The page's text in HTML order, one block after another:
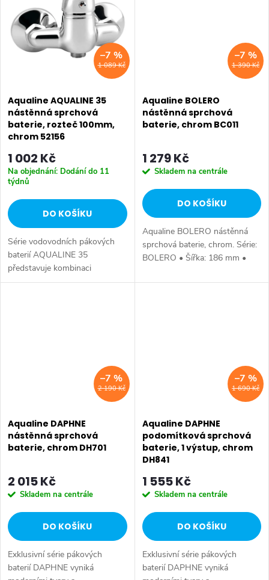
1 089 Kč
–7 %
Aqualine AQUALINE 35
nástěnná sprchová
baterie, rozteč 100mm,
chrom 52156
1 002 Kč
Na objednání: Dodání do 11
týdnů
DO KOŠÍKU
Série vodovodních pákových
baterií AQUALINE 35
představuje kombinaci
tradičního jednoduchého
1 390 Kč
–7 %
Aqualine BOLERO
nástěnná sprchová
baterie, chrom BC011
1 279 Kč
Skladem na centrále
DO KOŠÍKU
Aqualine BOLERO nástěnná
sprchová baterie, chrom. Série:
BOLERO • Šířka: 186 mm •
mm • Barva: Chrom • Materiál:
2 190 Kč
–7 %
Aqualine DAPHNE
nástěnná sprchová
baterie, chrom DH701
2 015 Kč
Skladem na centrále
DO KOŠÍKU
Exklusivní série pákových
baterií DAPHNE vyniká
1 690 Kč
–7 %
Aqualine DAPHNE
podomítková sprchová
baterie, 1 výstup, chrom
DH841
1 555 Kč
Skladem na centrále
DO KOŠÍKU
Exklusivní série pákových
baterií DAPHNE vyniká